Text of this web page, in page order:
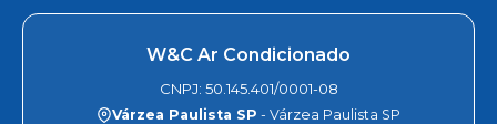
W&C Ar Condicionado
CNPJ: 50.145.401/0001-08
Várzea Paulista SP - Várzea Paulista SP